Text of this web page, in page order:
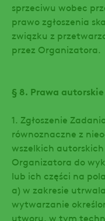
sprzeciwu wobec
prawo zgłoszenia
związku z
przez Organizatora.
§ 8. Prawa autorskie
1. Zgłoszenie
równoznaczne z
wszelkich
Organizatora do
lub ich części na
a) w zakresie
wytwarzanie
utworu, w tym